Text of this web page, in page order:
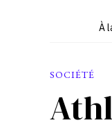
À
SOCIÉTÉ